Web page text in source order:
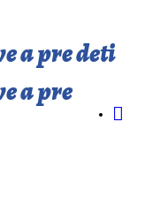
a pre deti
a pre